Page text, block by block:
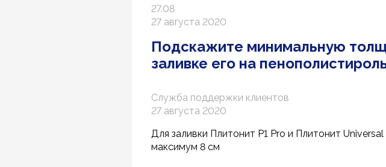
27.08
27 августа 2020
Подскажите минимальную
заливке его на
Служба поддержки клиентов
27 августа 2020
Для заливки Плитонит Р1 Pro и Плитонит
максимум 8 см